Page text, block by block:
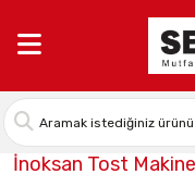
Stok Kodu:2010080004
İnoksan Tost